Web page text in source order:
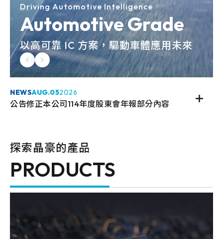
Driving Automotive Intelligence
Automotive Grade
以高可靠 IC 方案，驅動車體應用未來
NEWSAUG.052026
公告修正本公司114年度股東會年報部分內容
探索晶豪的產品
PRODUCTS